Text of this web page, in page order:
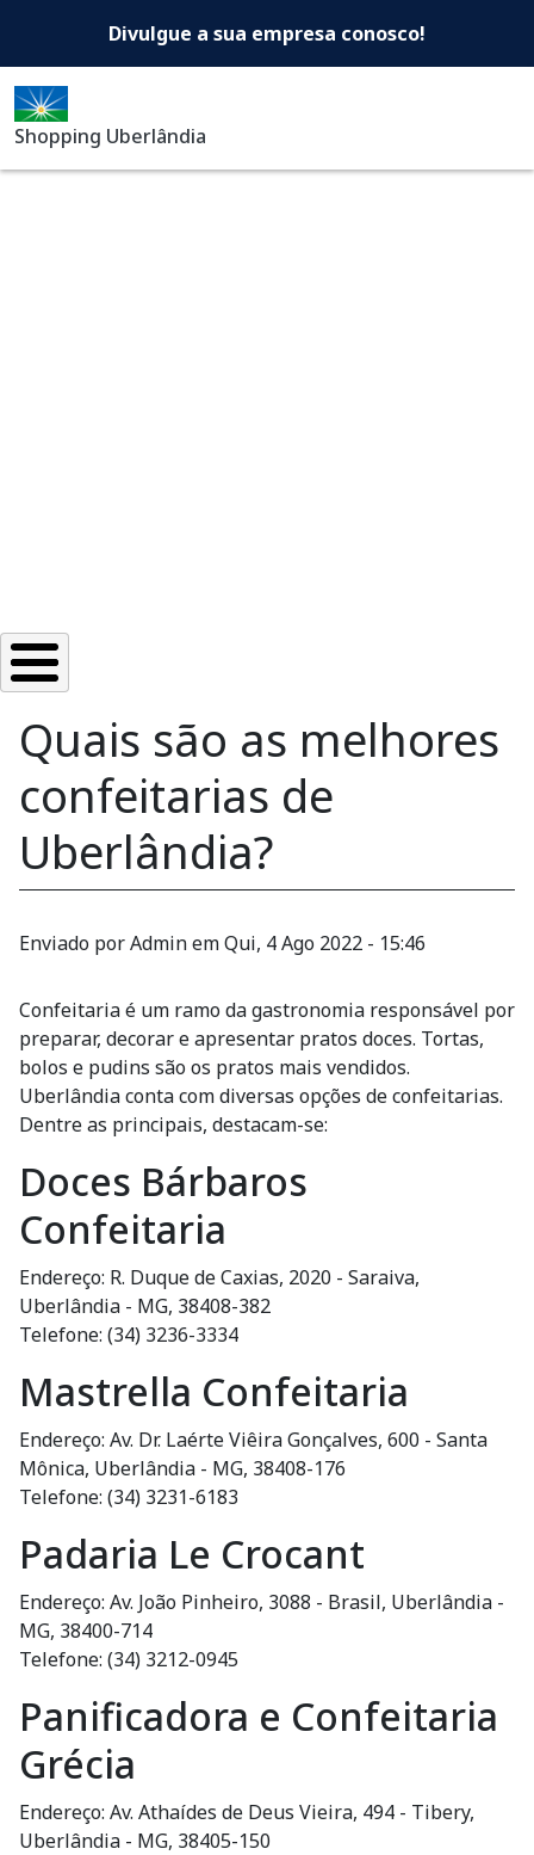
Shopping Uberlândia -
Divulgue a sua empresa conosco!
Shopping Uberlândia
Quais são as melhores
confeitarias de
Uberlândia?
Enviado porAdminemQui, 4 Ago 2022 - 15:46
Confeitaria é um ramo da gastronomia responsável por
preparar, decorar e apresentar pratos doces. Tortas,
bolos e pudins são os pratos mais vendidos.
Uberlândia conta com diversas opções de confeitarias.
Dentre as principais, destacam-se:
Doces Bárbaros
Confeitaria
Endereço: R. Duque de Caxias, 2020 - Saraiva,
Uberlândia - MG, 38408-382
Telefone: (34) 3236-3334
Mastrella Confeitaria
Endereço: Av. Dr. Laérte Viêira Gonçalves, 600 - Santa
Mônica, Uberlândia - MG, 38408-176
Telefone: (34) 3231-6183
Padaria Le Crocant
Endereço: Av. João Pinheiro, 3088 - Brasil, Uberlândia -
MG, 38400-714
Telefone: (34) 3212-0945
Panificadora e Confeitaria
Grécia
Endereço: Av. Athaídes de Deus Vieira, 494 - Tibery,
Uberlândia - MG, 38405-150